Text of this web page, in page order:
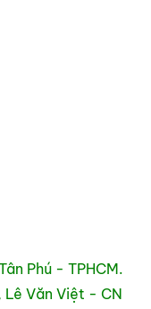
Phú - TPHCM.
Văn Việt - CN